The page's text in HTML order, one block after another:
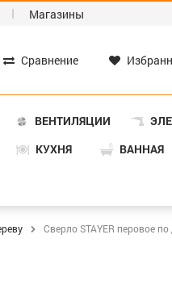
Магазины
Сравнение
ВЕНТИЛЯЦИИ
КУХНЯ ВАННАЯ
Сверло STAYER перовое